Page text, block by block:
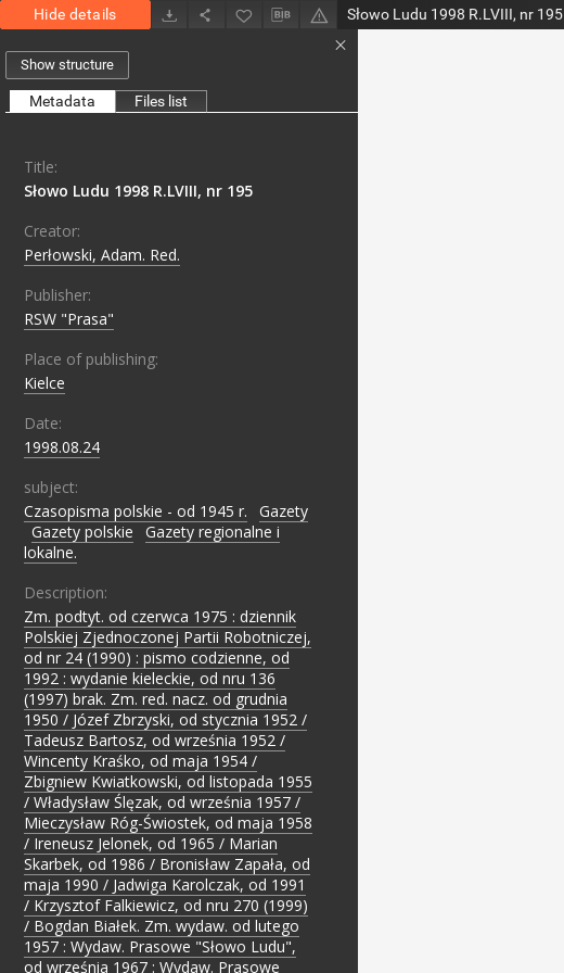
Hide details Słowo Ludu 1998 R.LVIII, nr 195
Show structure
Metadata Files list
Title:
Słowo Ludu 1998 R.LVIII, nr 195
Creator:
Perłowski, Adam. Red.
Publisher:
RSW "Prasa"
Place of publishing:
Kielce
Date:
1998.08.24
subject:
Czasopisma polskie - od 1945 r.
Gazety
Gazety polskie
Gazety regionalne i
lokalne.
Description:
Zm. podtyt. od czerwca 1975 : dziennik
Polskiej Zjednoczonej Partii Robotniczej,
od nr 24 (1990) : pismo codzienne, od
1992 : wydanie kieleckie, od nru 136
(1997) brak. Zm. red. nacz. od grudnia
1950 / Józef Zbrzyski, od stycznia 1952 /
Tadeusz Bartosz, od września 1952 /
Wincenty Kraśko, od maja 1954 /
Zbigniew Kwiatkowski, od listopada 1955
/ Władysław Ślęzak, od września 1957 /
Mieczysław Róg-Świostek, od maja 1958
/ Ireneusz Jelonek, od 1965 / Marian
Skarbek, od 1986 / Bronisław Zapała, od
maja 1990 / Jadwiga Karolczak, od 1991
/ Krzysztof Falkiewicz, od nru 270 (1999)
/ Bogdan Białek. Zm. wydaw. od lutego
1957 : Wydaw. Prasowe "Słowo Ludu",
od września 1967 : Wydaw. Prasowe